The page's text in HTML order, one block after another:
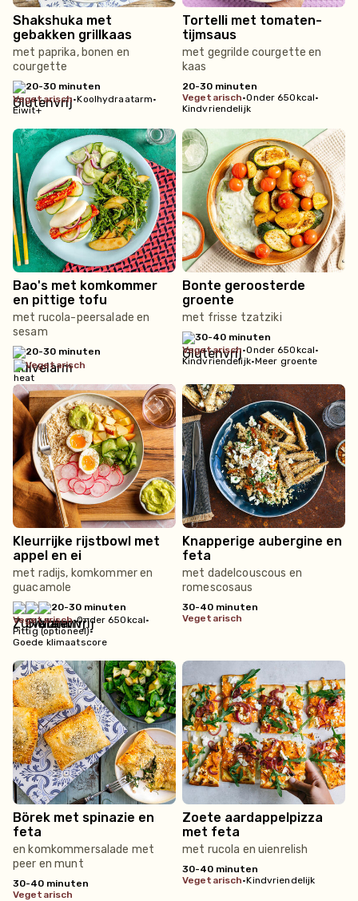
Shakshuka met
gebakken grillkaas
met paprika, bonen en
courgette
20-30 minuten
vegetarisch•Koolhydraatarm•
Eiwit+
Tortelli met tomaten-
tijmsaus
met gegrilde courgette en
kaas
20-30 minuten
vegetarisch•Onder 650kcal•
Kindvriendelijk
Bao's met komkommer
en pittige tofu
met rucola-peersalade en
sesam
20-30 minuten
vegetarisch
Bonte geroosterde
groente
met frisse tzatziki
30-40 minuten
vegetarisch•Onder 650kcal•
Kindvriendelijk•Meer groente
Kleurrijke rijstbowl met
appel en ei
met radijs, komkommer en
guacamole
20-30 minuten
vegetarisch•Onder 650kcal•
Pittig (optioneel)•
Goede klimaatscore
Knapperige aubergine en
feta
met dadelcouscous en
romescosaus
30-40 minuten
vegetarisch
Börek met spinazie en
feta
en komkommersalade met
peer en munt
30-40 minuten
vegetarisch
Zoete aardappelpizza
met feta
met rucola en uienrelish
30-40 minuten
vegetarisch•Kindvriendelijk